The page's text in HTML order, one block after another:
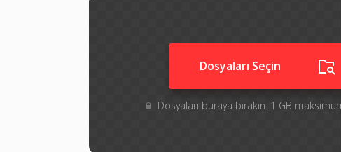
Dosyaları Seçin
Dosyaları buraya bırakın. 1 GB